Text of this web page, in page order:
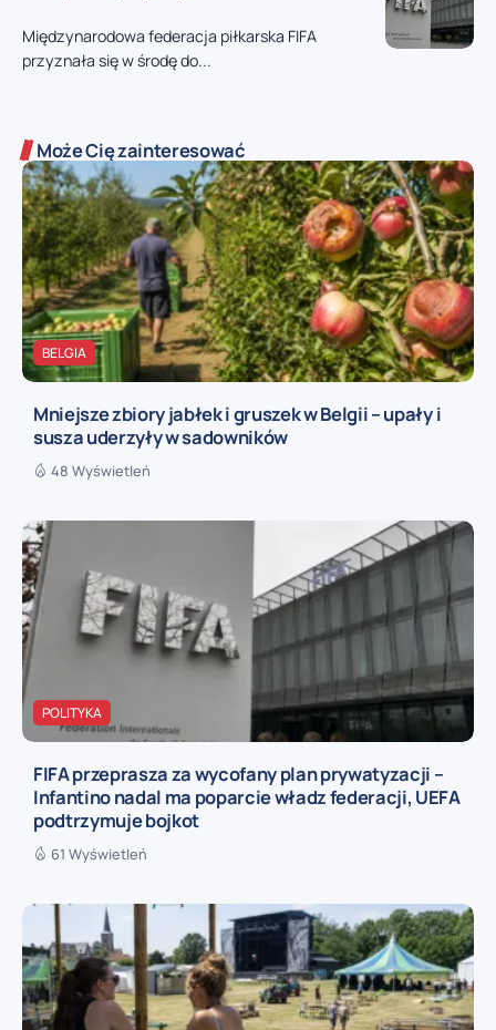
Międzynarodowa federacja piłkarska FIFA
przyznała się w środę do...
Może Cię zainteresować
BELGIA
Mniejsze zbiory jabłek i gruszek w Belgii – upały i
susza uderzyły w sadowników
48 Wyświetleń
POLITYKA
FIFA przeprasza za wycofany plan prywatyzacji –
Infantino nadal ma poparcie władz federacji, UEFA
podtrzymuje bojkot
61 Wyświetleń